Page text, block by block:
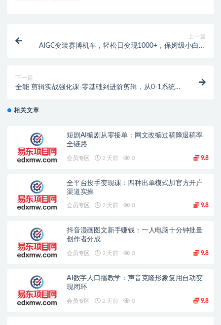
上一篇
AIGC变装赛博机车，轻松日变现1000+，保姆级小白手
下一篇
全能 剪辑实战强化课-零基础到进阶剪辑，从0-1系统学
相关文章
短剧AI编剧从零接单：网文改编过稿降退稿率
全链路
会员专区 2 天前 0 9.8
全平台投手变现课：四种出单模式加官方开户
渠道实操
会员专区 2 天前 0 9.8
抖音漫画图文新手赚钱：一人电脑十分钟批量
创作者分成
会员专区 2 天前 0 9.8
AI数字人口播教学：声音克隆形象复用自动变
现闭环
会员专区 2 天前 0 9.8